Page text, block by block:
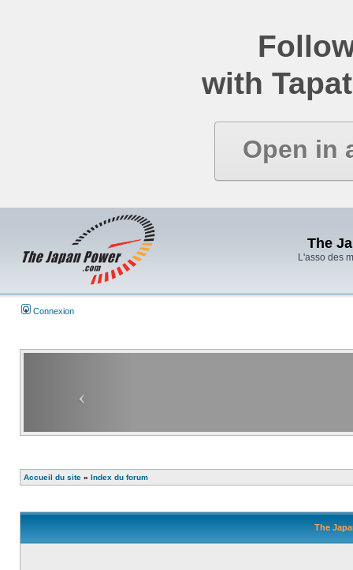
with
Open in
The
L'asso des
Connexion
Accueil du site » Index du forum
The